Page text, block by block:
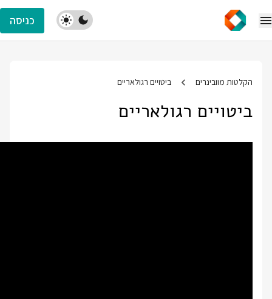
כניסה
הקלטות מוובינרים ביטויים רגולאריים
ביטויים רגולאריים